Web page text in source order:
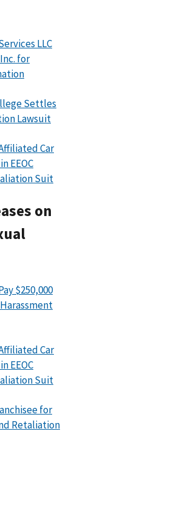
LLC
for
Settles
Lawsuit
Car
EEOC
Suit
on
$250,000
Car
EEOC
Suit
for
Retaliation